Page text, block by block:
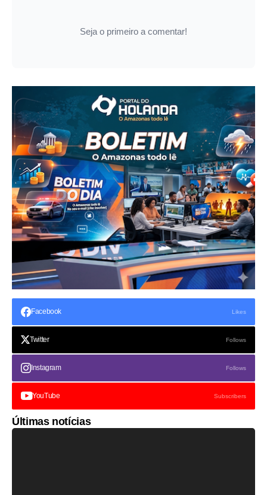
Seja o primeiro a comentar!
Facebook Likes
Twitter Follows
Instagram Follows
YouTube Subscribers
Últimas notícias